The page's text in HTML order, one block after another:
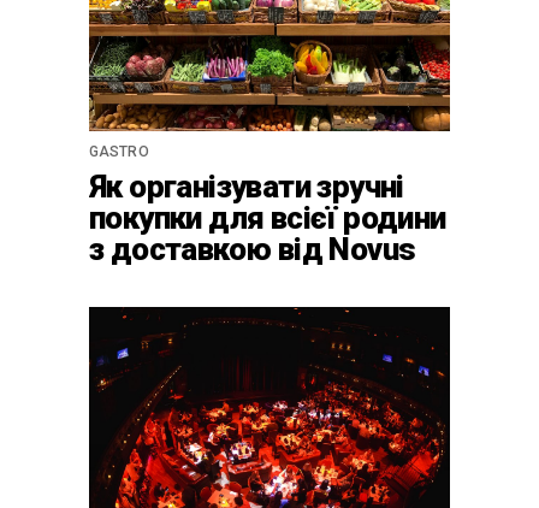
GASTRO
Як організувати зручні
покупки для всієї родини
з доставкою від Novus